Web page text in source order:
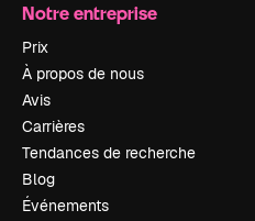
Notre entreprise
Prix
À propos de nous
Avis
Carrières
Tendances de recherche
Blog
Événements